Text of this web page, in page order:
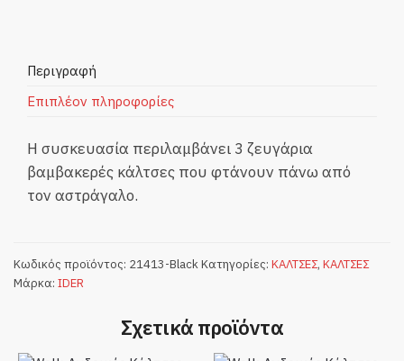
ποσότητα
Περιγραφή
Επιπλέον πληροφορίες
Η συσκευασία περιλαμβάνει 3 ζευγάρια
βαμβακερές κάλτσες που φτάνουν πάνω από
τον αστράγαλο.
Κωδικός προϊόντος: 21413-BlackΚατηγορίες: ΚΑΛΤΣΕΣ, ΚΑΛΤΣΕΣ
Μάρκα: IDER
Σχετικά προϊόντα